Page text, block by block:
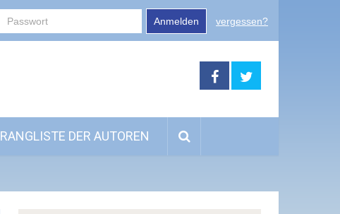
Anmelden vergessen?
RANGLISTE DER AUTOREN